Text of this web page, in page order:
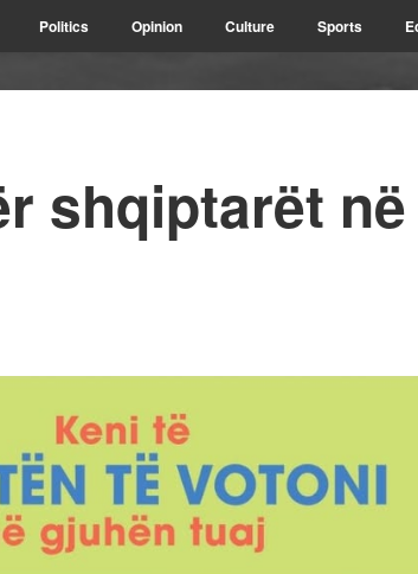
Politics Opinion Culture Sports
shqiptarët në